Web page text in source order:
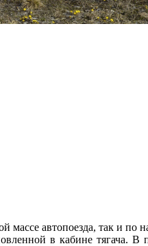
массе автопоезда, так и по
в кабине тягача. В